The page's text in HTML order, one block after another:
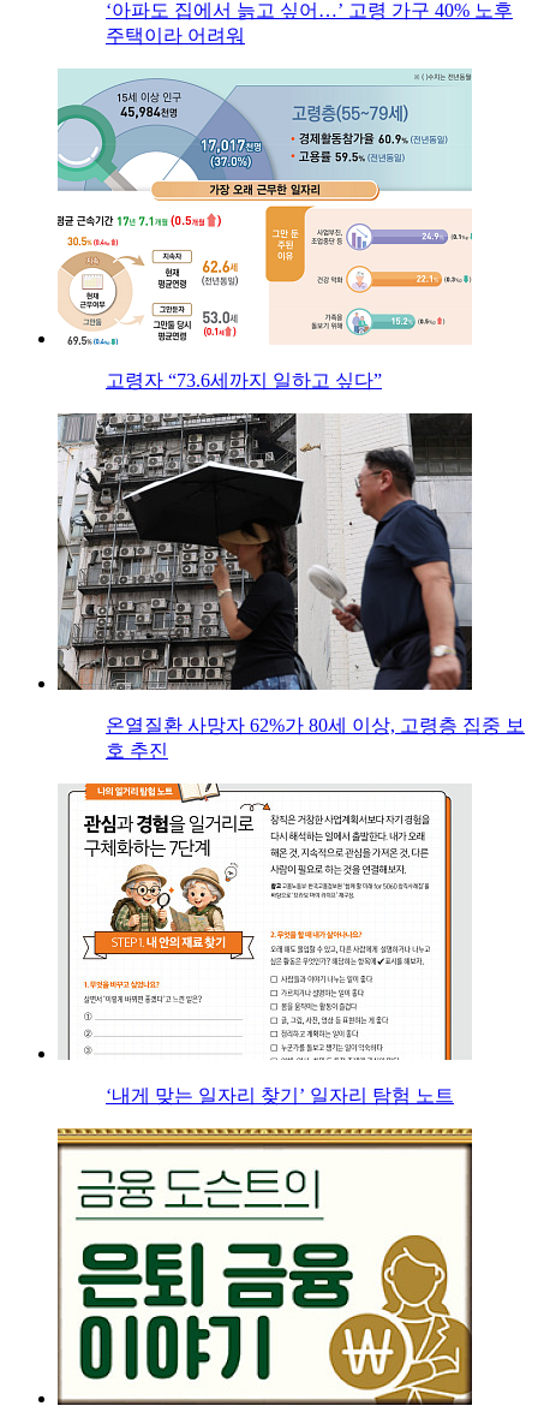
‘아파도 집에서 늙고 싶어…’ 고령 가구 40% 노후
주택이라 어려워
고령자 “73.6세까지 일하고 싶다”
온열질환 사망자 62%가 80세 이상, 고령층 집중 보
호 추진
‘내게 맞는 일자리 찾기’ 일자리 탐험 노트